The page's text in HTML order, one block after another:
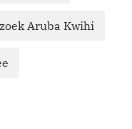
Aruba Kwihi